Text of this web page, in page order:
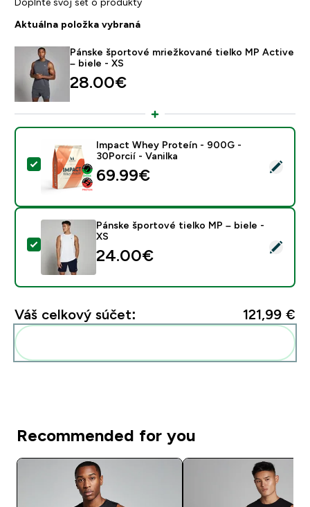
Aktuálna položka vybraná
Pánske športové mriežkované tielko MP Active
– biele - XS
28.00€‎
Vybrať tento produkt - Impact Whey Proteín - 900G
Impact Whey Proteín - 900G -
30Porcií - Vanilka
69.99€‎
Vybrať tento produkt - Pánske športové tielko MP –
Pánske športové tielko MP – biele -
XS
24.00€‎
Váš celkový súčet: 121,99 €‎
Recommended for you